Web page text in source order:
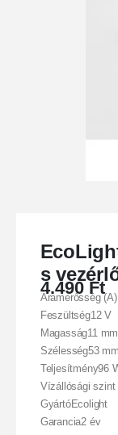
s
4.490Ft
Áramerősség (A)
Feszültség12 V
Magasság11 mm
Szélesség53 mm
Teljesítmény96
Vízállósági szint
GyártóEcolight
Garancia2 év